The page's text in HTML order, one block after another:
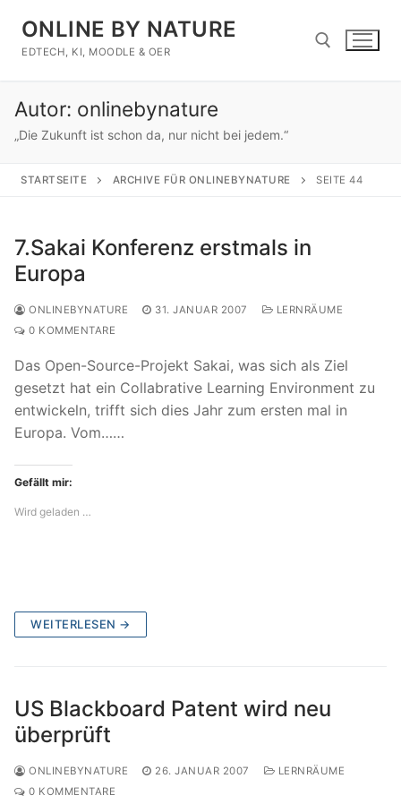
Inhalt
springen
ONLINE BY NATURE
EDTECH, KI, MOODLE & OER
Suchen nach:
Autor: onlinebynature
„Die Zukunft ist schon da, nur nicht bei jedem.“
STARTSEITE ARCHIVE FÜR ONLINEBYNATURE SEITE 44
7.Sakai Konferenz erstmals in
Europa
ONLINEBYNATURE 31. JANUAR 2007
LERNRÄUME
0 KOMMENTARE
Das Open-Source-Projekt Sakai, was sich als Ziel
gesetzt hat ein Collabrative Learning Environment zu
entwickeln, trifft sich dies Jahr zum ersten mal in
Europa. Vom……
Gefällt mir:
Wird geladen …
WEITERLESEN →
US Blackboard Patent wird neu
überprüft
ONLINEBYNATURE 26. JANUAR 2007
LERNRÄUME
0 KOMMENTARE